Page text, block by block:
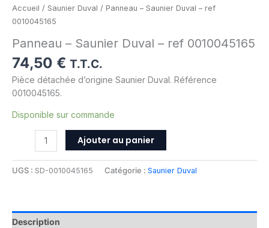
Accueil / Saunier Duval / Panneau – Saunier Duval – ref
0010045165
Panneau – Saunier Duval – ref 0010045165
74,50 € T.T.C.
Pièce détachée d’origine Saunier Duval. Référence
0010045165.
Disponible sur commande
Ajouter au panier
UGS : SD-0010045165 Catégorie : Saunier Duval
Description